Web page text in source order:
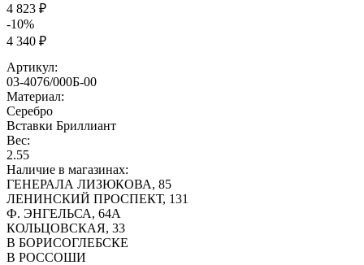
4 823 ₽
-10%
4 340 ₽
Артикул:
03-4076/000Б-00
Материал:
Серебро
Вставки Бриллиант
Вес:
2.55
Наличие в магазинах:
ГЕНЕРАЛА ЛИЗЮКОВА, 85
ЛЕНИНСКИЙ ПРОСПЕКТ, 131
Ф. ЭНГЕЛЬСА, 64А
КОЛЬЦОВСКАЯ, 33
В БОРИСОГЛЕБСКЕ
В РОССОШИ